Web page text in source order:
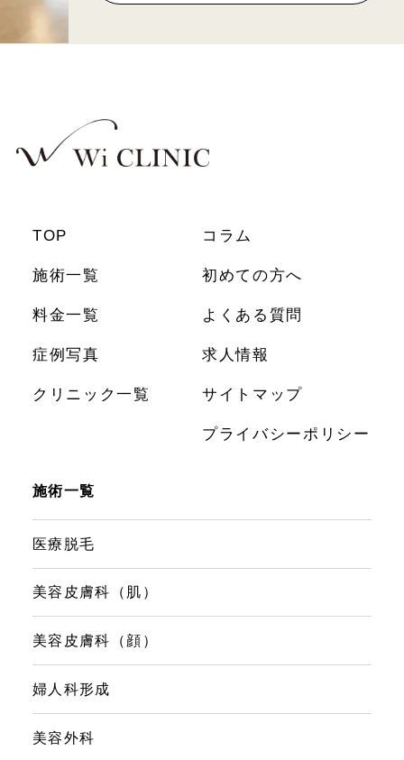
TOP
施術一覧
料金一覧
症例写真
クリニック一覧
コラム
初めての方へ
よくある質問
求人情報
サイトマップ
プライバシーポリシー
施術一覧
医療脱毛
美容皮膚科（肌）
美容皮膚科（顔）
婦人科形成
美容外科